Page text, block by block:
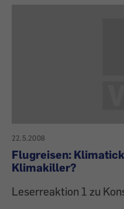
22.5.2008
Flugreisen:
Klimakiller?
Leserreaktion 1 zu